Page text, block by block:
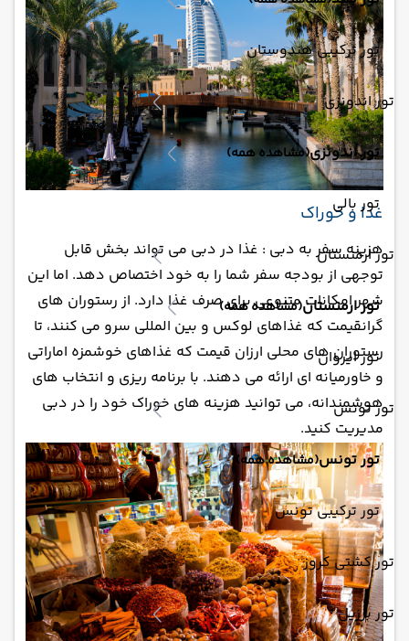
تور ترکیبی هندوستان
تور اندونزی
تور اندونزی(مشاهده همه)
تور بالی
تور ارمنستان
تور ارمنستان(مشاهده همه)
تور ایروان
تور تونس
تور تونس(مشاهده همه)
تور ترکیبی تونس
تور کشتی کروز
تور برزیل
غذا و خوراک
هزینه سفر به دبی : غذا در دبی می تواند بخش قابل
توجهی از بودجه سفر شما را به خود اختصاص دهد. اما این
شهر امکانات متنوعی برای صرف غذا دارد. از رستوران های
گرانقیمت که غذاهای لوکس و بین المللی سرو می کنند، تا
رستوران های محلی ارزان قیمت که غذاهای خوشمزه اماراتی
و خاورمیانه ای ارائه می دهند. با برنامه ریزی و انتخاب های
هوشمندانه، می توانید هزینه های خوراک خود را در دبی
مدیریت کنید.